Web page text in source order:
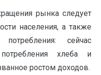
рынка следует
населения, а также
сейчас
хлеба и
ростом доходов.